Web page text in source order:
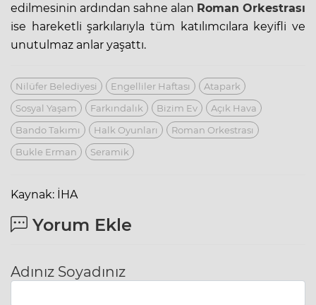
edilmesinin ardından sahne alan Roman Orkestrası
ise hareketli şarkılarıyla tüm katılımcılara keyifli ve
unutulmaz anlar yaşattı.
Nilüfer Belediyesi Engelliler Haftası
Atapark
Sosyal Yaşam
Farkındalık Bizim Ev
Açık Hava
Bando Takımı
Halk Oyunları
Roman Orkestrası
Bukle Erman
Seramik
Kaynak: İHA
Yorum Ekle
Adınız Soyadınız